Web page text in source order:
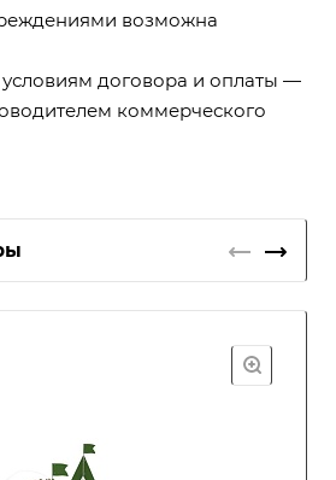
возможна
договора и оплаты —
коммерческого